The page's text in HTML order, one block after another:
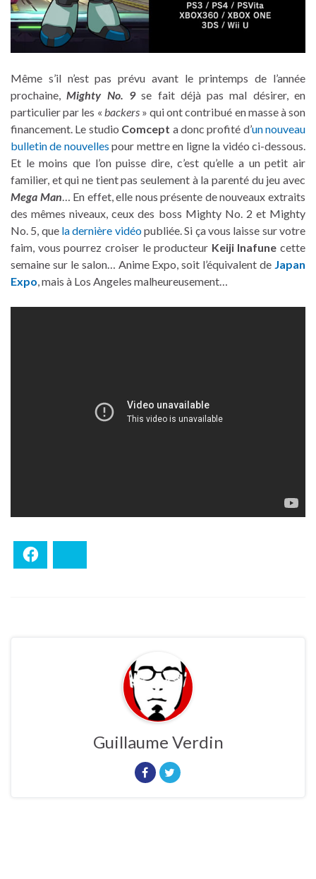
Même s’il n’est pas prévu avant le printemps de l’année
prochaine,Mighty No. 9se fait déjà pas mal désirer, en
particulier par les « backers» qui ont contribué en masse à son
financement. Le studio Comcept a donc profité d’un nouveau
bulletin de nouvelles pour mettre en ligne la vidéo ci-dessous.
Et le moins que l’on puisse dire, c’est qu’elle a un petit air
familier, et qui ne tient pas seulement à la parenté du jeu avec
Mega Man… En effet, elle nous présente de nouveaux extraits
des mêmes niveaux, ceux des boss Mighty No. 2 et Mighty
No. 5, que la dernière vidéopubliée. Si ça vous laisse sur votre
faim, vous pourrez croiser le producteur Keiji Inafune cette
semaine sur le salon… Anime Expo, soit l’équivalent de Japan
Expo, mais à Los Angeles malheureusement…
Guillaume Verdin